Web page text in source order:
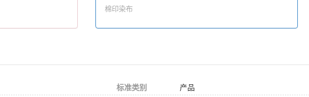
棉印染布
标准类别
产品